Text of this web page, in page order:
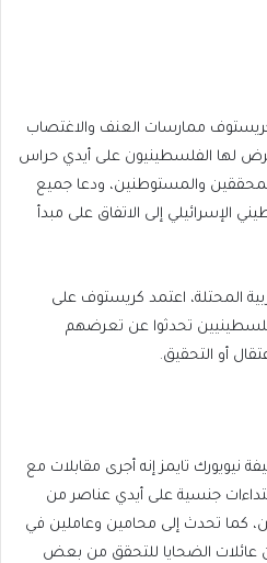
كريستوف ممارسات العنف والاغتصاب
لها الفلسطينيون على أيدي حراس
والمستوطنين، ودعا جميع
الإسرائيلي إلى الاتفاق على مبدأ
المحتلة، اعتمد كريستوف على
تحدثوا عن تعرضهم
أو التحقيق.
تايمز إنه أجرى مقابلات مع
جنسية على أيدي عناصر من
كما تحدث إلى محامين وعاملين في
عائلات الضحايا للتحقق من بعض